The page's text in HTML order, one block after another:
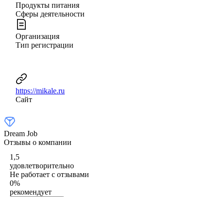
Продукты питания
Сферы деятельности
Организация
Тип регистрации
https://mikale.ru
Сайт
Dream Job
Отзывы о компании
1,5
удовлетворительно
Не работает с отзывами
0%
рекомендует